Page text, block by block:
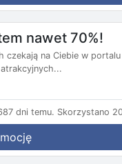
nawet 70%!
czekają na Ciebie w
dni temu. Skorzystano